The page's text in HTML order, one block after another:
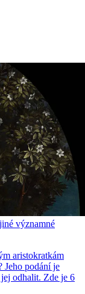
významné
aristokratkám
Jeho podání je
odhalit. Zde je 6